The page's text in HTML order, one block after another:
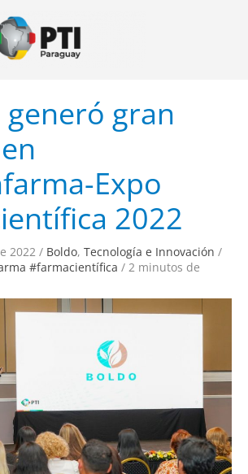
generó gran
Expo
2022
2022 / Boldo, Tecnología e Innovación /
#farmacientífica / 2 minutos de